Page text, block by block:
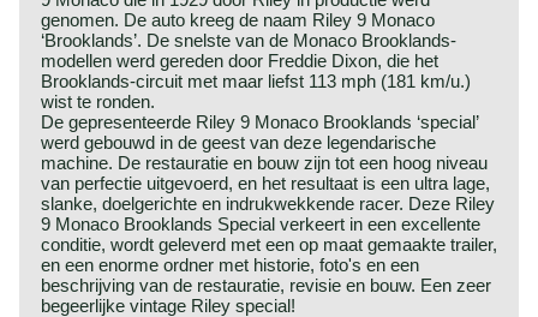
genomen. De auto kreeg de naam Riley 9 Monaco
‘Brooklands’. De snelste van de Monaco Brooklands-
modellen werd gereden door Freddie Dixon, die het
Brooklands-circuit met maar liefst 113 mph (181 km/u.)
wist te ronden.
De gepresenteerde Riley 9 Monaco Brooklands ‘special’
werd gebouwd in de geest van deze legendarische
machine. De restauratie en bouw zijn tot een hoog niveau
van perfectie uitgevoerd, en het resultaat is een ultra lage,
slanke, doelgerichte en indrukwekkende racer. Deze Riley
9 Monaco Brooklands Special verkeert in een excellente
conditie, wordt geleverd met een op maat gemaakte trailer,
en een enorme ordner met historie, foto's en een
beschrijving van de restauratie, revisie en bouw. Een zeer
begeerlijke vintage Riley special!